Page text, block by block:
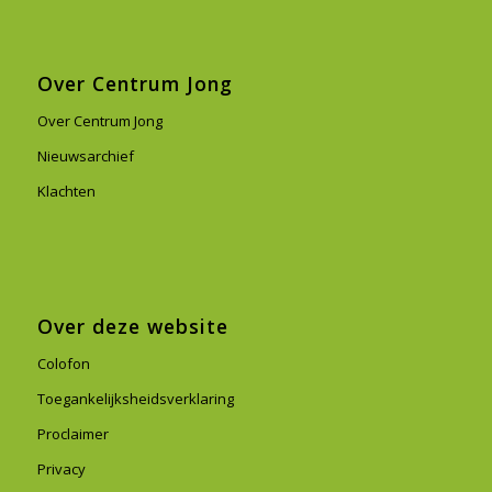
Over Centrum Jong
Over Centrum Jong
Nieuwsarchief
Klachten
Over deze website
Colofon
Toegankelijksheidsverklaring
Proclaimer
Privacy